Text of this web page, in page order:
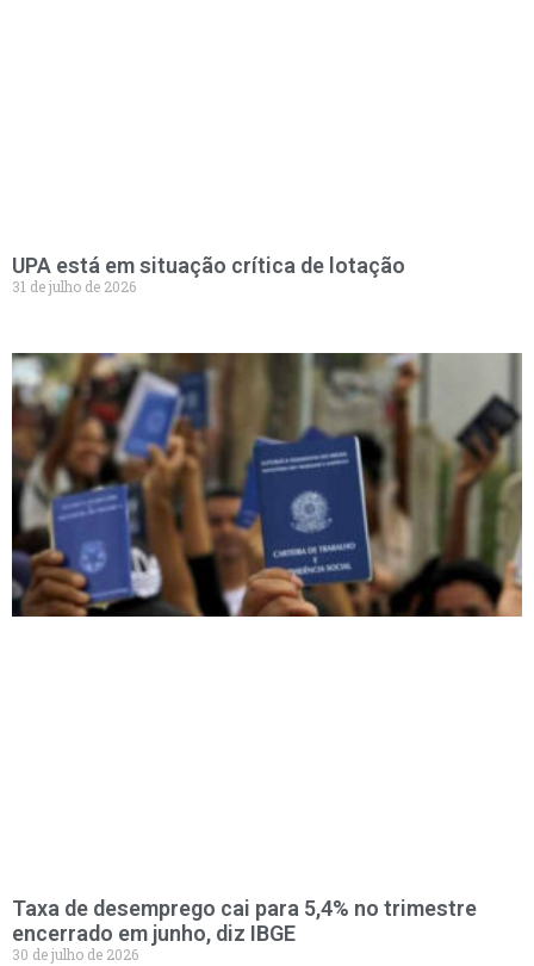
UPA está em situação crítica de lotação
31 de julho de 2026
Taxa de desemprego cai para 5,4% no trimestre
encerrado em junho, diz IBGE
30 de julho de 2026